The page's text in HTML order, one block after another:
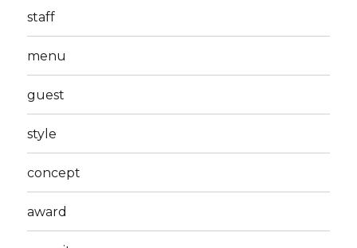
staff
menu
guest
style
concept
award